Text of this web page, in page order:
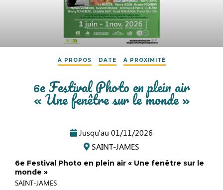
À PROPOS DATE À PROXIMITÉ
6e Festival Photo en plein air
« Une fenêtre sur le monde »
Jusqu'au 01/11/2026
SAINT-JAMES
6e Festival Photo en plein air « Une fenêtre sur le
monde »
SAINT-JAMES